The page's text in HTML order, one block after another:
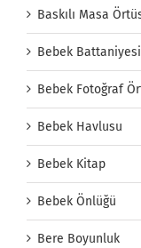
Baskılı Masa
Bebek Battaniyesi
Bebek Fotoğraf
Bebek Havlusu
Bebek Kitap
Bebek Önlüğü
Bere Boyunluk